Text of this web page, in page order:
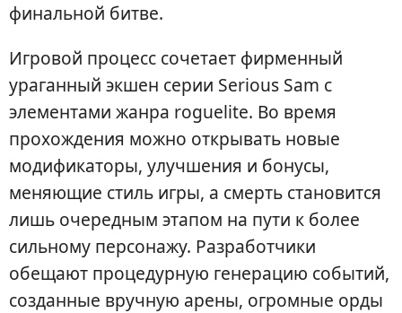
финальной битве.
Игровой процесс сочетает фирменный
ураганный экшен серии Serious Sam с
элементами жанра roguelite. Во время
прохождения можно открывать новые
модификаторы, улучшения и бонусы,
меняющие стиль игры, а смерть становится
лишь очередным этапом на пути к более
сильному персонажу. Разработчики
обещают процедурную генерацию событий,
созданные вручную арены, огромные орды